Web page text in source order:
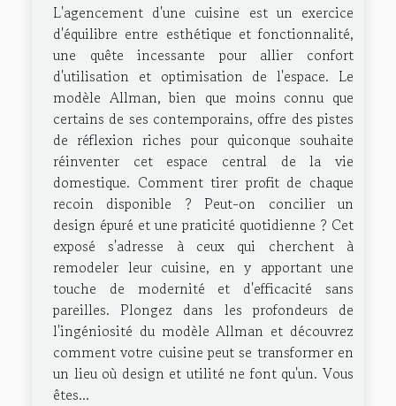
L'agencement d'une cuisine est un exercice
d'équilibre entre esthétique et fonctionnalité,
une quête incessante pour allier confort
d'utilisation et optimisation de l'espace. Le
modèle Allman, bien que moins connu que
certains de ses contemporains, offre des pistes
de réflexion riches pour quiconque souhaite
réinventer cet espace central de la vie
domestique. Comment tirer profit de chaque
recoin disponible ? Peut-on concilier un
design épuré et une praticité quotidienne ? Cet
exposé s'adresse à ceux qui cherchent à
remodeler leur cuisine, en y apportant une
touche de modernité et d'efficacité sans
pareilles. Plongez dans les profondeurs de
l'ingéniosité du modèle Allman et découvrez
comment votre cuisine peut se transformer en
un lieu où design et utilité ne font qu'un. Vous
êtes...